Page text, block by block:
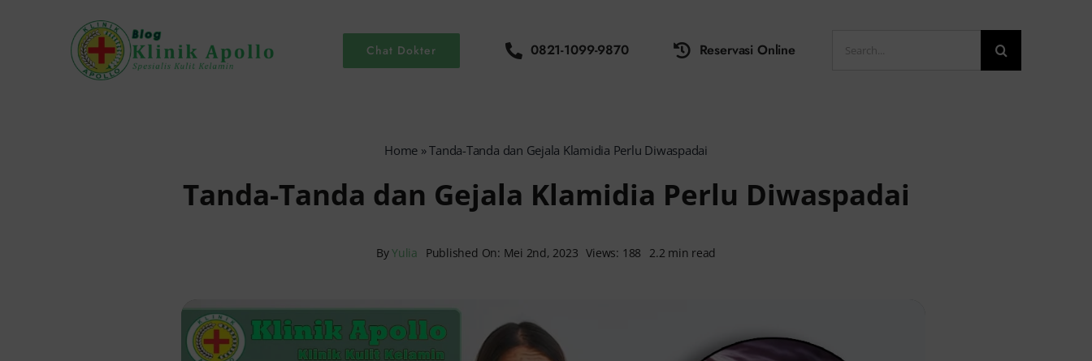
Chat Dokter 0821-1099-9870 Reservasi Online
for:
Home »Tanda-Tanda dan Gejala Klamidia Perlu Diwaspadai
Tanda-Tanda dan Gejala Klamidia Perlu Diwaspadai
ByYulia Published On: Mei 2nd, 2023 Views: 188 2.2 min read